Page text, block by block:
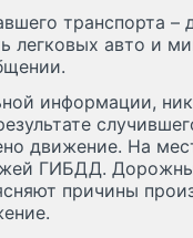
транспорта –
легковых авто и
информации,
движение. На
ГИБДД.
причины